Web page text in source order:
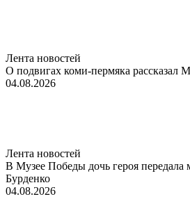
Лента новостей
О подвигах коми-пермяка рассказал
04.08.2026
Лента новостей
В Музее Победы дочь героя
Бурденко
04.08.2026